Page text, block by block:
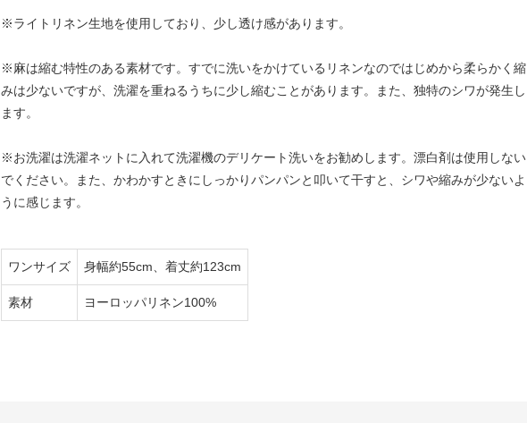
※ライトリネン生地を使用しており、少し透け感があります。
※麻は縮む特性のある素材です。すでに洗いをかけているリネンなのではじめから柔らかく縮
みは少ないですが、洗濯を重ねるうちに少し縮むことがあります。また、独特のシワが発生し
ます。
※お洗濯は洗濯ネットに入れて洗濯機のデリケート洗いをお勧めします。漂白剤は使用しない
でください。また、かわかすときにしっかりパンパンと叩いて干すと、シワや縮みが少ないよ
うに感じます。
ワンサイズ 身幅約55cm、着丈約123cm
素材 ヨーロッパリネン100%